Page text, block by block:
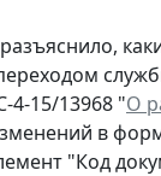
4-15/13968 "О
в
"Код